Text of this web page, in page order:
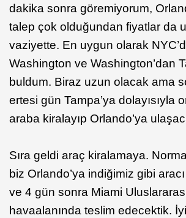
dakika sonra göremiyorum,
talep çok olduğundan fiyatlar da
vaziyette. En uygun olarak
Washington ve Washington’dan
buldum. Biraz uzun olacak ama
ertesi gün Tampa’ya dolayısıyla
araba kiralayıp Orlando’ya
Sıra geldi araç kiralamaya.
biz Orlando’ya indiğimiz gibi
ve 4 gün sonra Miami
havaalanında teslim edecektik.